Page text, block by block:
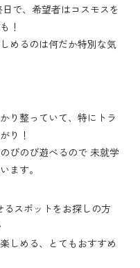
で、希望者はコスモスを
！
めるのは何だか特別な気
り整っていて、特にトラ
り！
びのび遊べるので 未就学
ます。
るスポットをお探しの方
しめる、とてもおすすめ